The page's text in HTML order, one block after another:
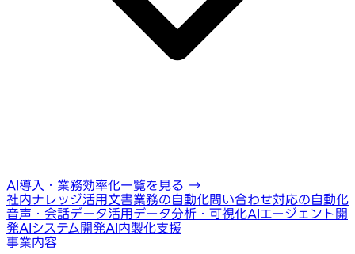
AI導入・業務効率化一覧を見る →
社内ナレッジ活用文書業務の自動化問い合わせ対応の自動化
音声・会話データ活用データ分析・可視化AIエージェント開
発AIシステム開発AI内製化支援
事業内容